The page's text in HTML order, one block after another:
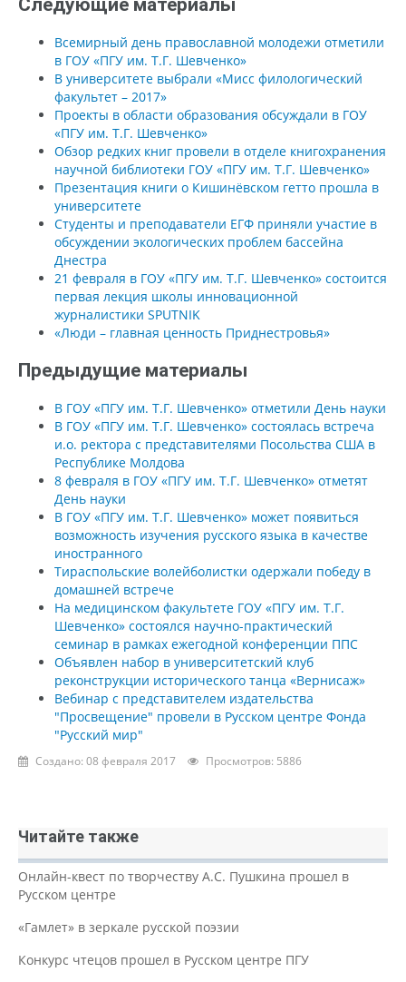
Всемирный день православной молодежи отметили
в ГОУ «ПГУ им. Т.Г. Шевченко»
В университете выбрали «Мисс филологический
факультет – 2017»
Проекты в области образования обсуждали в ГОУ
«ПГУ им. Т.Г. Шевченко»
Обзор редких книг провели в отделе книгохранения
научной библиотеки ГОУ «ПГУ им. Т.Г. Шевченко»
Презентация книги о Кишинёвском гетто прошла в
университете
Студенты и преподаватели ЕГФ приняли участие в
обсуждении экологических проблем бассейна
Днестра
21 февраля в ГОУ «ПГУ им. Т.Г. Шевченко» состоится
первая лекция школы инновационной
журналистики SPUTNIK
«Люди – главная ценность Приднестровья»
Предыдущие материалы
В ГОУ «ПГУ им. Т.Г. Шевченко» отметили День науки
В ГОУ «ПГУ им. Т.Г. Шевченко» состоялась встреча
и.о. ректора с представителями Посольства США в
Республике Молдова
8 февраля в ГОУ «ПГУ им. Т.Г. Шевченко» отметят
День науки
В ГОУ «ПГУ им. Т.Г. Шевченко» может появиться
возможность изучения русского языка в качестве
иностранного
Тираспольские волейболистки одержали победу в
домашней встрече
На медицинском факультете ГОУ «ПГУ им. Т.Г.
Шевченко» состоялся научно-практический
семинар в рамках ежегодной конференции ППС
Объявлен набор в университетский клуб
реконструкции исторического танца «Вернисаж»
Вебинар с представителем издательства
"Просвещение" провели в Русском центре Фонда
"Русский мир"
Создано: 08 февраля 2017 Просмотров: 5886
Читайте также
Онлайн-квест по творчеству А.С. Пушкина прошел в
Русском центре
«Гамлет» в зеркале русской поэзии
Конкурс чтецов прошел в Русском центре ПГУ